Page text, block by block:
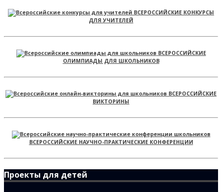
ВСЕРОССИЙСКИЕ КОНКУРСЫ
ДЛЯ УЧИТЕЛЕЙ
ВСЕРОССИЙСКИЕ
ОЛИМПИАДЫ ДЛЯ ШКОЛЬНИКОВ
ВСЕРОССИЙСКИЕ
ВИКТОРИНЫ
ВСЕРОССИЙСКИЕ НАУЧНО-ПРАКТИЧЕСКИЕ КОНФЕРЕНЦИИ
Проекты для детей